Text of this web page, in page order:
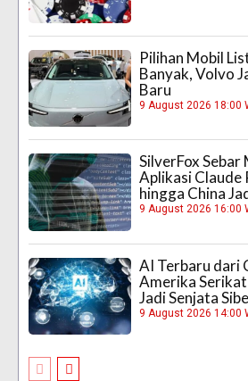
Pilihan Mobil
Banyak, Volvo
Baru
9 August 2026 18:00
SilverFox
Aplikasi Claude
hingga China
9 August 2026 16:00
AI Terbaru dari
Amerika
Jadi Senjata
9 August 2026 14:00